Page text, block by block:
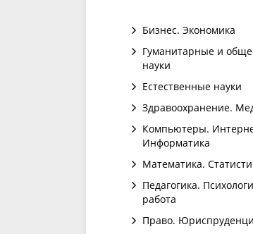
Бизнес. Экономика
Гуманитарные и
науки
Естественные науки
Здравоохранение.
Компьютеры.
Информатика
Математика.
Педагогика.
работа
Право.